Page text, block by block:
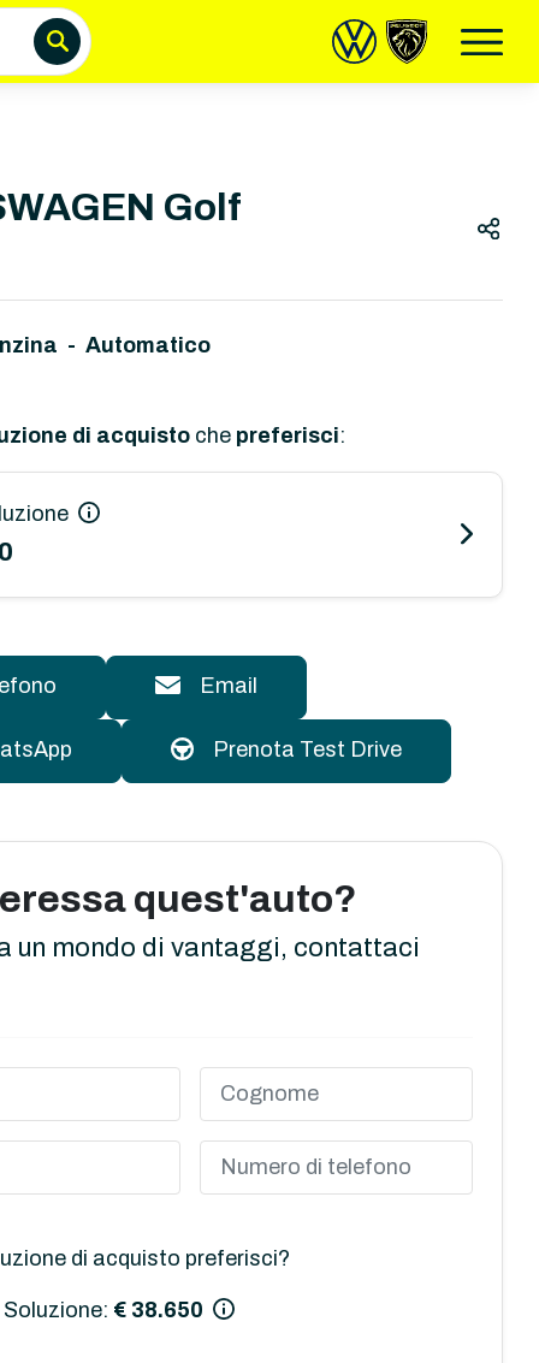
Golf
- Automatico
di acquisto che preferisci:
Email
Prenota Test Drive
quest'auto?
un mondo di vantaggi, contattaci
di acquisto preferisci?
€ 38.650